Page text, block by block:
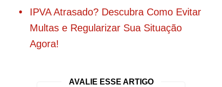
IPVA Atrasado? Descubra Como Evitar
Multas e Regularizar Sua Situação
Agora!
AVALIE ESSE ARTIGO